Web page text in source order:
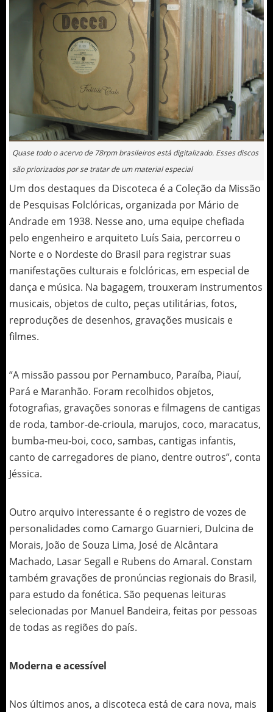
Quase todo o acervo de 78rpm brasileiros está digitalizado. Esses discos
são priorizados por se tratar de um material especial
Um dos destaques da Discoteca é a Coleção da Missão
de Pesquisas Folclóricas, organizada por Mário de
Andrade em 1938. Nesse ano, uma equipe chefiada
pelo engenheiro e arquiteto Luís Saia, percorreu o
Norte e o Nordeste do Brasil para registrar suas
manifestações culturais e folclóricas, em especial de
dança e música. Na bagagem, trouxeram instrumentos
musicais, objetos de culto, peças utilitárias, fotos,
reproduções de desenhos, gravações musicais e
filmes.
“A missão passou por Pernambuco, Paraíba, Piauí,
Pará e Maranhão. Foram recolhidos objetos,
fotografias, gravações sonoras e filmagens de cantigas
de roda, tambor-de-crioula, marujos, coco, maracatus,
bumba-meu-boi, coco, sambas, cantigas infantis,
canto de carregadores de piano, dentre outros”, conta
Jéssica.
Outro arquivo interessante é o registro de vozes de
personalidades como Camargo Guarnieri, Dulcina de
Morais, João de Souza Lima, José de Alcântara
Machado, Lasar Segall e Rubens do Amaral. Constam
também gravações de pronúncias regionais do Brasil,
para estudo da fonética. São pequenas leituras
selecionadas por Manuel Bandeira, feitas por pessoas
de todas as regiões do país.
Moderna e acessível
Nos últimos anos, a discoteca está de cara nova, mais